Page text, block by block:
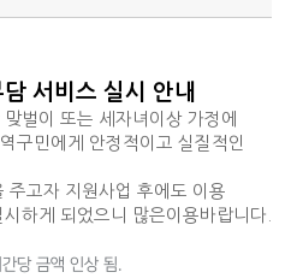
서비스 실시 안내
벌이 또는 세자녀이상 가정에
구민에게 안정적이고 실질적인
주고자 지원사업 후에도 이용
하게 되었으니 많은이용바랍니다.
당 금액 인상 됨.